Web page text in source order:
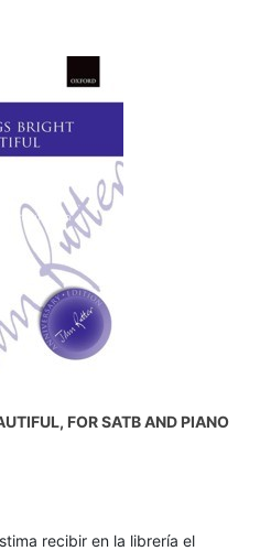
FOR SATB AND PIANO
recibir en la librería el